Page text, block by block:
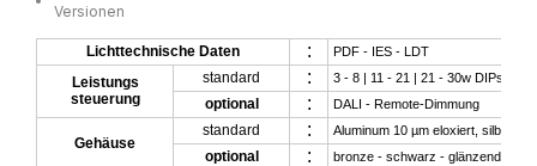
Versionen
Lichttechnische Daten : PDF - IES - LDT
Leistungs
steuerung
standard : 3 - 8 | 11 - 21 | 21 - 30w DIPswitch
optional : DALI - Remote-Dimmung
Gehäuse
standard : Aluminum 10 µm eloxiert, silbermatt
optional : bronze - schwarz - glänzend -